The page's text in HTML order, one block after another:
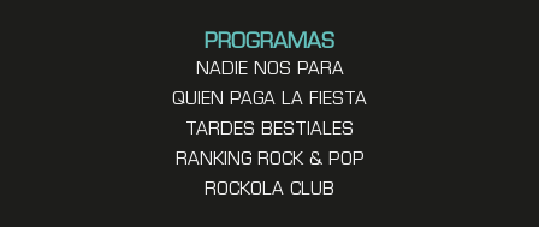
PROGRAMAS
NADIE NOS PARA
QUIEN PAGA LA FIESTA
TARDES BESTIALES
RANKING ROCK & POP
ROCKOLA CLUB